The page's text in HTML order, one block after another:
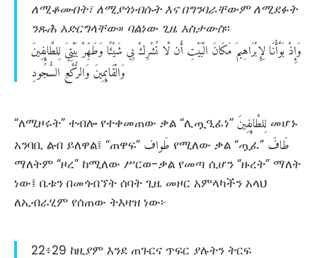
ለሚቆሙበት፣ ለሚያጎነብሱት እና በግንባራቸውም ለሚደፉት
ንጹሕ አድርግላቸው» ባልነው ጊዜ አስታውስ፡፡
وَإِذْبَوَّأْنَالِإِبْرَاهِيمَمَكَانَالْبَيْتِأَنلَّاتُشْرِكْبِيشَيْئًاوَطَهِّرْبَيْتِيَلِلطَّائِفِينَ
وَالْقَائِمِينَوَالرُّكَّعِالسُّجُودِ
“ለሚዞሩት” ተብሎ የተቀመጠው ቃል “ሊጧዒፊነ” لِلطَّائِفِينَ መሆኑ
አንባቢ ልብ ይለዋል፤ “ጠዋፍ” طَواف የሚለው ቃል “ጧፈ” طَافَ
ማለትም “ዞረ” ከሚለው ሥርወ-ቃል የመጣ ሲሆን “ዙረት” ማለት
ነው፤ ቤቱን በመጎብኘት ሰባት ጊዜ መዞር አምላካችን አላህ
ለኢብራሂም የሰጠው ትእዛዝ ነው፦
22፥29 ከዚያም እንደ ጠጉርና ጥፍር ያሉትን ትርፍ